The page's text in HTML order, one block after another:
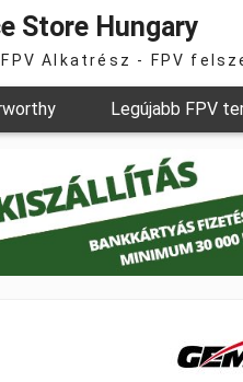
Store Hungary
Alkatrész - FPV
Legújabb FPV